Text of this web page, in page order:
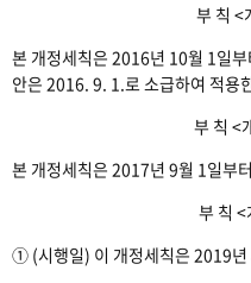
부 칙
본 개정세칙은 2016년 10월 1일
안은 2016. 9. 1.로 소급하여 적용
부 칙 <
본 개정세칙은 2017년 9월 1일부
부 칙
① (시행일) 이 개정세칙은 2019년